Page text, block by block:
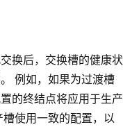
换后，交换槽的健康状
例如，如果为过渡槽
的终结点将应用于生产
使用一致的配置，以